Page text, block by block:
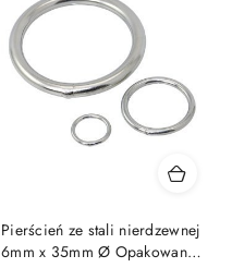
Pierścień ze stali nierdzewnej
6mm x 35mm Ø Opakowanie